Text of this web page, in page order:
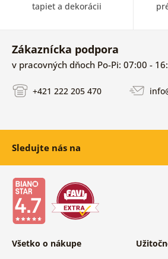
tapiet a dekorácii
Zákaznícka podpora
v pracovných dňoch Po-Pi: 07:00 -
+421 222 205 470
Sledujte nás na
Všetko o nákupe